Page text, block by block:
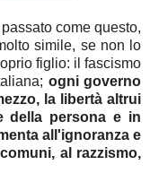
come questo,
simile, se non lo
figlio: il fascismo
ogni governo
la libertà altrui
della persona e in
all'ignoranza e
al razzismo,